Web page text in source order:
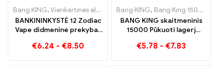
Bang KING,Vienkartinės elektroninės cigaretės ,Vienkartinės
BANKININKYSTĖ 12 Zodiac
Vape didmeninė prekyba |
€6.24 - €8.50
Bang KING, Bang King 15000 Papūtimai
BANG KING skaitmeninis
15000 Pūkuoti lagerį
Mėgavimasis be traukinių
€5.78 - €7.83